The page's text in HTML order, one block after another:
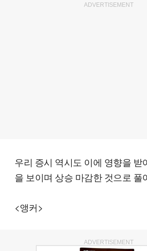
ADVERTISEMENT
우리 증시 역시도 이에 영향을 받
을 보이며 상승 마감한 것으로 풀
<앵커>
ADVERTISEMENT